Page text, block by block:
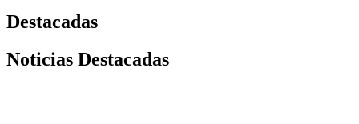
Destacadas
Noticias Destacadas